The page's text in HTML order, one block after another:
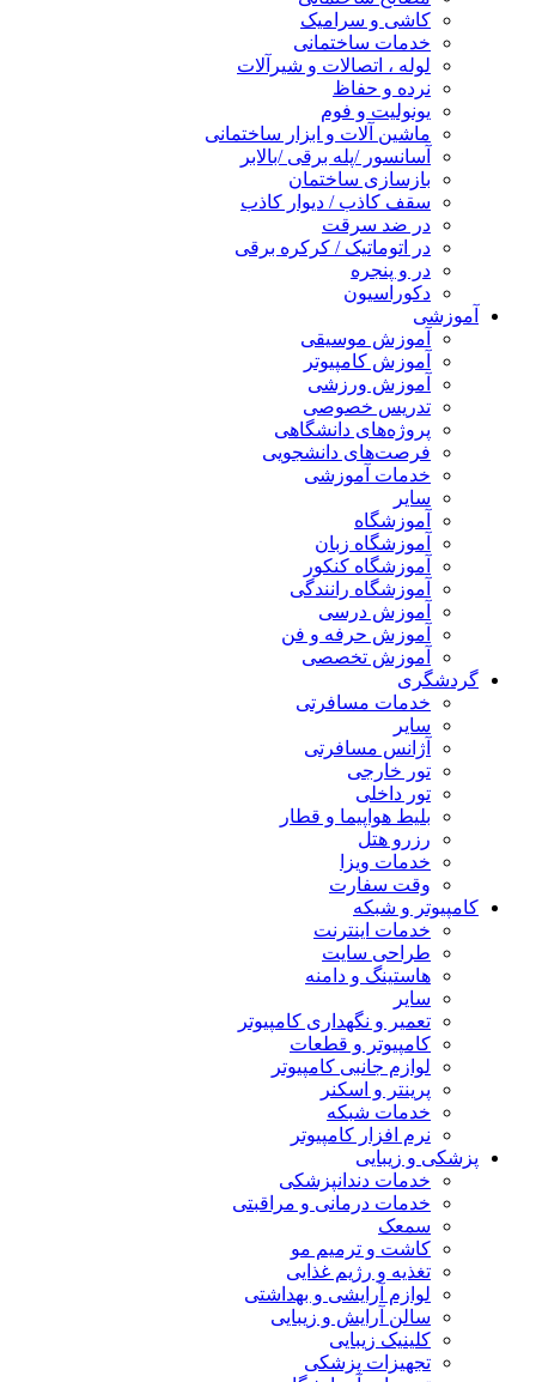
کاشی و سرامیک
خدمات ساختمانی
لوله ، اتصالات و شیرآلات
نرده و حفاظ
یونولیت و فوم
ماشین آلات و ابزار ساختمانی
آسانسور /پله برقی /بالابر
بازسازی ساختمان
سقف کاذب / دیوار کاذب
در ضد سرقت
در اتوماتیک / کرکره برقی
در و پنجره
دکوراسیون
آموزشی
آموزش موسیقی
آموزش کامپیوتر
آموزش ورزشی
تدریس خصوصی
پروژه‌های دانشگاهی
فرصت‌های دانشجویی
خدمات آموزشی
سایر
آموزشگاه
آموزشگاه زبان
آموزشگاه کنکور
آموزشگاه رانندگی
آموزش درسی
آموزش حرفه و فن
آموزش تخصصی
گردشگری
خدمات مسافرتی
سایر
آژانس مسافرتی
تور خارجی
تور داخلی
بلیط هواپیما و قطار
رزرو هتل
خدمات ویزا
وقت سفارت
کامپیوتر و شبکه
خدمات اینترنت
طراحی سایت
هاستینگ و دامنه
سایر
تعمیر و نگهداری کامپیوتر
کامپیوتر و قطعات
لوازم جانبی کامپیوتر
پرینتر و اسکنر
خدمات شبکه
نرم افزار کامپیوتر
پزشکی و زیبایی
خدمات دندانپزشکی
خدمات درمانی و مراقبتی
سمعک
کاشت و ترمیم مو
تغذیه و رژیم غذایی
لوازم آرایشی و بهداشتی
سالن آرایش و زیبایی
کلینیک زیبایی
تجهیزات پزشکی